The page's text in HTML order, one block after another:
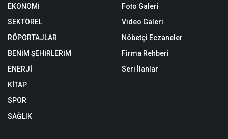
EKONOMİ
SEKTÖREL
RÖPORTAJLAR
BENİM ŞEHİRLERİM
ENERJİ
KİTAP
SPOR
SAĞLIK
Foto Galeri
Video Galeri
Nöbetçi Eczaneler
Firma Rehberi
Seri İlanlar